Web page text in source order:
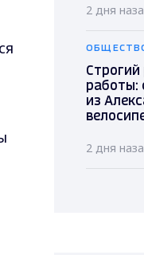
2 дня
работы:
из
2 дня